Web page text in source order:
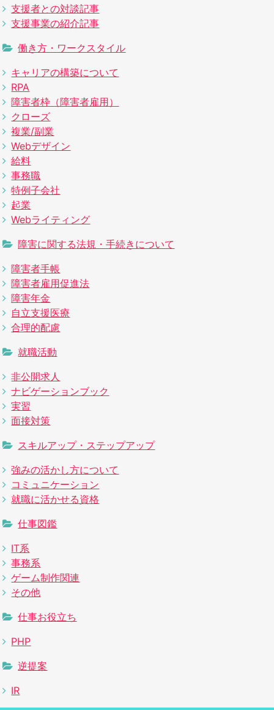
支援者との対談記事
支援事業の紹介記事
働き方・ワークスタイル
キャリアの構築について
RPA
障害者枠（障害者雇用）
クローズ
複業/副業
Webデザイン
給料
事務職
特例子会社
起業
Webライティング
障害に関する法規・手続きについて
障害者手帳
障害者雇用促進法
障害年金
自立支援医療
合理的配慮
就職活動
非公開求人
ナビゲーションブック
実習
面接対策
スキルアップ・ステップアップ
強みの活かし方について
コミュニケーション
就職に活かせる資格
仕事図鑑
IT系
事務系
ゲーム制作関連
その他
仕事お役立ち
PHP
逆提案
IR